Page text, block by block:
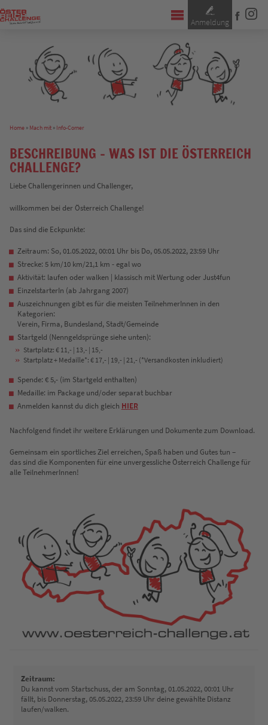
Anmeldung
Home » Mach mit » Info-Corner
BESCHREIBUNG - WAS IST DIE ÖSTERREICH
CHALLENGE?
Liebe Challengerinnen und Challenger,
willkommen bei der Österreich Challenge!
Das sind die Eckpunkte:
Zeitraum: So, 01.05.2022, 00:01 Uhr bis Do, 05.05.2022, 23:59 Uhr
Strecke: 5 km/10 km/21,1 km - egal wo
Aktivität: laufen oder walken | klassisch mit Wertung oder Just4fun
EinzelstarterIn (ab Jahrgang 2007)
Auszeichnungen gibt es für die meisten TeilnehmerInnen in den
Kategorien:
Verein, Firma, Bundesland, Stadt/Gemeinde
Startgeld (Nenngeldsprünge siehe unten):
Startplatz: € 11,- | 13,- | 15,-
Startplatz + Medaille*: € 17,- | 19,- | 21,- (*Versandkosten inkludiert)
Spende: € 5,- (im Startgeld enthalten)
Medaille: im Package und/oder separat buchbar
Anmelden kannst du dich gleich HIER
Nachfolgend findet ihr weitere Erklärungen und Dokumente zum Download.
Gemeinsam ein sportliches Ziel erreichen, Spaß haben und Gutes tun –
das sind die Komponenten für eine unvergessliche Österreich Challenge für
alle TeilnehmerInnen!
Zeitraum:
Du kannst vom Startschuss, der am Sonntag, 01.05.2022, 00:01 Uhr
fällt, bis Donnerstag, 05.05.2022, 23:59 Uhr deine gewählte Distanz
laufen/walken.